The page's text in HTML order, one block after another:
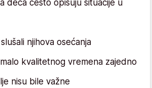
deca često opisuju situacije u
njihova osećanja
kvalitetnog vremena zajedno
nisu bile važne